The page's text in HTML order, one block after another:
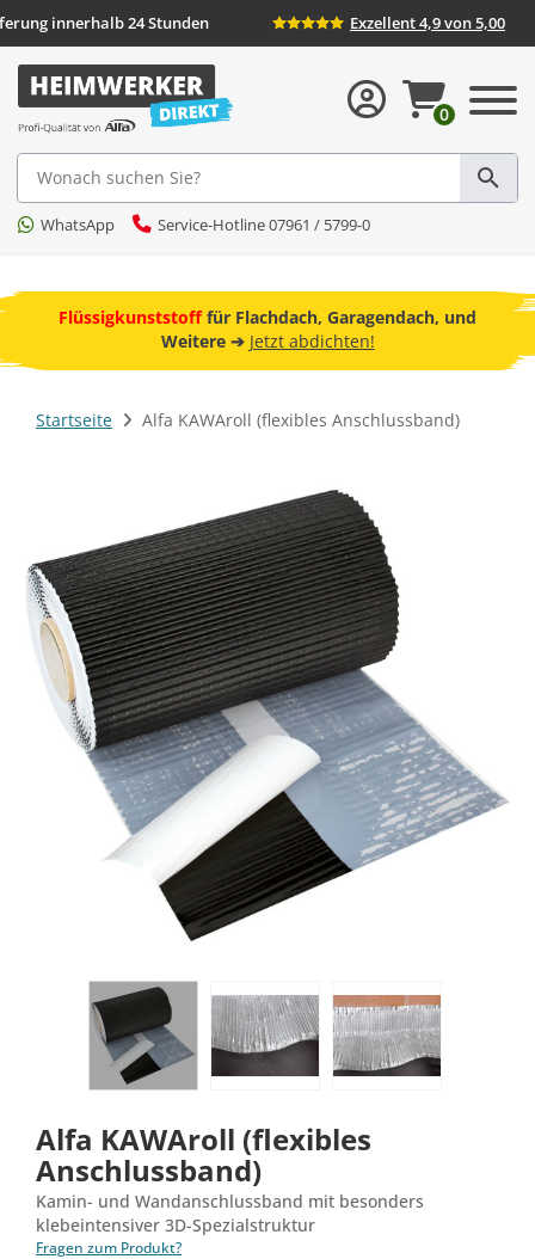
innerhalb 24 Stunden Exzellent 4,9 von 5,00
Suche
WhatsApp Service-Hotline 07961 / 5799-0
0
Flüssigkunststofffür Flachdach, Garagendach, und
Weitere ➔ Jetzt abdichten!
Startseite Alfa KAWAroll (flexibles Anschlussband)
Alfa KAWAroll (flexibles
Anschlussband)
Kamin- und Wandanschlussband mit besonders
klebeintensiver 3D-Spezialstruktur
Fragen zum Produkt?